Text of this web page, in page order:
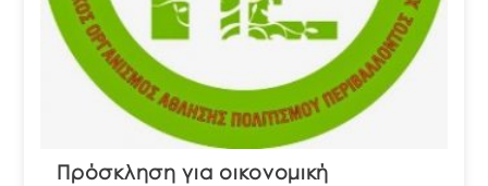
Πρόσκληση για οικονομική